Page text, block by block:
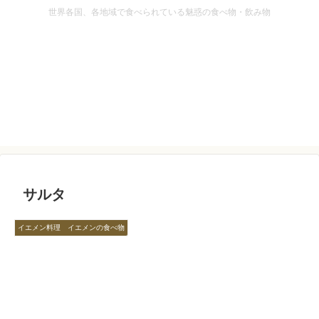
世界各国、各地域で食べられている魅惑の食べ物・飲み物
サルタ
イエメン料理 イエメンの食べ物